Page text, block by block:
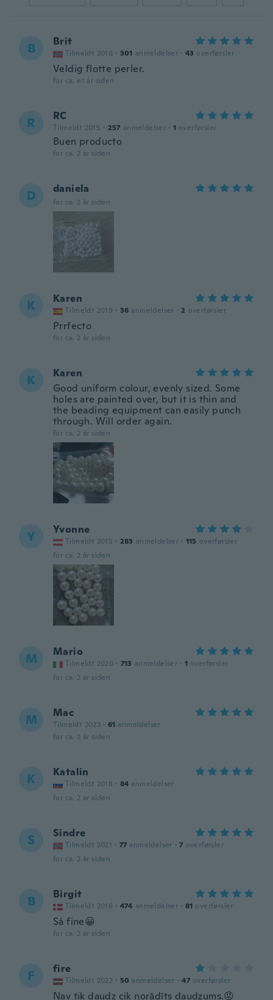
B Brit
Tilmeldt 2016 · 301 anmeldelser · 43 overførsler
Veldig flotte perler.
for ca. et år siden
R RC
Tilmeldt 2015 · 257 anmeldelser · 1 overførsler
Buen producto
for ca. 2 år siden
D daniela
for ca. 2 år siden
K Karen
Tilmeldt 2019 · 36 anmeldelser · 2 overførsler
Prrfecto
for ca. 2 år siden
K
Karen
Good uniform colour, evenly sized. Some
holes are painted over, but it is thin and
the beading equipment can easily punch
through. Will order again.
for ca. 2 år siden
Y Yvonne
Tilmeldt 2015 · 283 anmeldelser · 115 overførsler
for ca. 2 år siden
M Mario
Tilmeldt 2020 · 713 anmeldelser · 1 overførsler
for ca. 2 år siden
M Mac
Tilmeldt 2023 · 61 anmeldelser
for ca. 2 år siden
K Katalin
Tilmeldt 2018 · 84 anmeldelser
for ca. 2 år siden
S Sindre
Tilmeldt 2021 · 77 anmeldelser · 7 overførsler
for ca. 2 år siden
B Birgit
Tilmeldt 2016 · 474 anmeldelser · 81 overførsler
Så fine😀
for ca. 2 år siden
F fire
Tilmeldt 2022 · 50 anmeldelser · 47 overførsler
Nav tik daudz cik norādīts daudzums.😡